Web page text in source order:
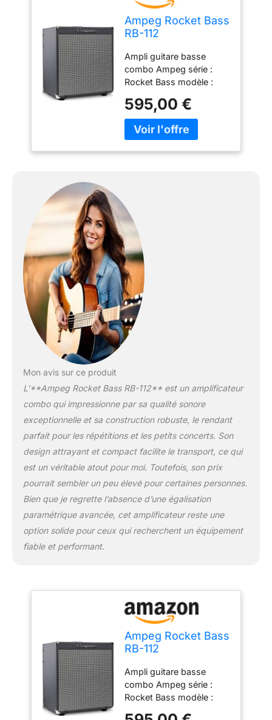
Ampeg Rocket Bass
RB-112
Combo pour
Guitare Basse 12"
100W
Ampli guitare basse
combo Ampeg série :
Rocket Bass modèle :
d'amplificateur :
transistor puissance de
sortie : 100W haut-
Technology (SGT) : grain,
niveau connexions :
595,00 €
Mon avis sur ce produit
L’**Ampeg Rocket Bass RB-112** est un amplificateur
combo qui impressionne par sa qualité sonore
exceptionnelle et sa construction robuste, le rendant
parfait pour les répétitions et les petits concerts. Son
design attrayant et compact facilite le transport, ce qui
est un véritable atout pour moi. Toutefois, son prix
pourrait sembler un peu élevé pour certaines personnes.
Bien que je regrette l’absence d’une égalisation
paramétrique avancée, cet amplificateur reste une
option solide pour ceux qui recherchent un équipement
fiable et performant.
Ampeg Rocket Bass
RB-112
Combo pour
Guitare Basse 12"
100W
Ampli guitare basse
combo Ampeg série :
Rocket Bass modèle :